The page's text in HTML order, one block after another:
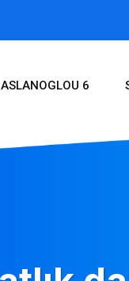
ASLANOGLOU 6